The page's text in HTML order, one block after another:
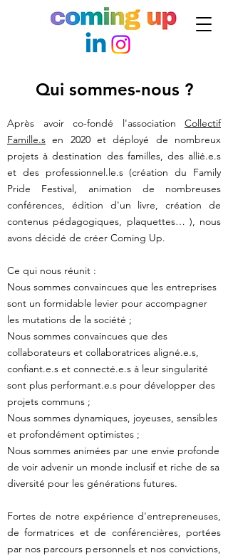
Qui sommes-nous ?
Après avoir co-fondé l'association Collectif
Famille.s en 2020 et déployé de nombreux
projets à destination des familles, des allié.e.s
et des professionnel.le.s (création du Family
Pride Festival, animation de nombreuses
conférences, édition d'un livre, création de
contenus pédagogiques, plaquettes… ), nous
avons décidé de créer Coming Up.
Ce qui nous réunit :
Nous sommes convaincues que les entreprises
sont un formidable levier pour accompagner
les mutations de la société ;
Nous sommes convaincues que des
collaborateurs et collaboratrices aligné.e.s,
confiant.e.s et connecté.e.s à leur singularité
sont plus performant.e.s pour développer des
projets communs ;
Nous sommes dynamiques, joyeuses, sensibles
et profondément optimistes ;
Nous sommes animées par une envie profonde
de voir advenir un monde inclusif et riche de sa
diversité pour les générations futures.
Fortes de notre expérience d'entrepreneuses,
de formatrices et de conférencières, portées
par nos parcours personnels et nos convictions,